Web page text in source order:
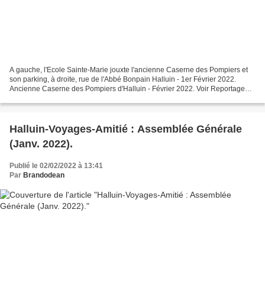
A gauche, l'Ecole Sainte-Marie jouxte l'ancienne Caserne des Pompiers et
son parking, à droite, rue de l'Abbé Bonpain Halluin - 1er Février 2022.
Ancienne Caserne des Pompiers d'Halluin - Février 2022. Voir Reportage
Halluin-Voyages-Amitié : Assemblée Générale
(Janv. 2022).
Publié le 02/02/2022 à 13:41
Par Brandodean